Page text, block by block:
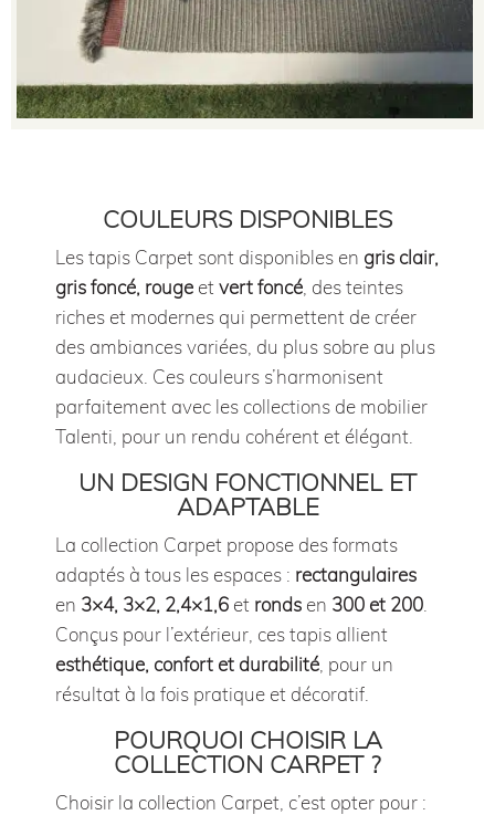
COULEURS DISPONIBLES
Les tapis Carpet sont disponibles en gris clair,
gris foncé, rouge etvert foncé , des teintes
riches et modernes qui permettent de créer
des ambiances variées, du plus sobre au plus
audacieux. Ces couleurs s’harmonisent
parfaitement avec les collections de mobilier
Talenti, pour un rendu cohérent et élégant.
UN DESIGN FONCTIONNEL ET
ADAPTABLE
La collection Carpet propose des formats
adaptés à tous les espaces : rectangulaires
en 3×4, 3×2, 2,4×1,6 et ronds en 300 et 200
Conçus pour l’extérieur, ces tapis allient
esthétique, confort et durabilité , pour un
résultat à la fois pratique et décoratif.
POURQUOI CHOISIR LA
COLLECTION CARPET ?
Choisir la collection Carpet, c’est opter pour :